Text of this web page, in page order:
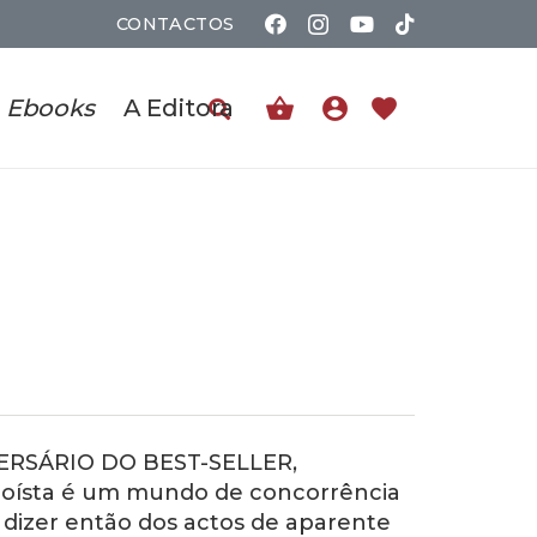
CONTACTOS
Ebooks A Editora shopping_basket account_circle favorite
DO BEST-SELLER,
é um mundo de concorrência
então dos actos de aparente